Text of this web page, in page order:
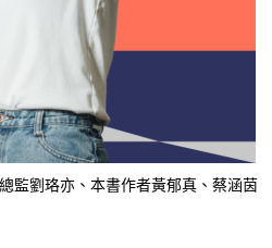
監劉珞亦、本書作者黃郁真、蔡涵茵